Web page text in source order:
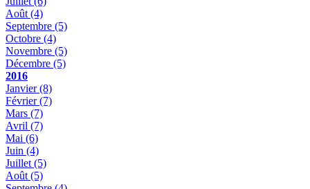
Août (4)
Septembre (5)
Octobre (4)
Novembre (5)
Décembre (5)
2016
Janvier(8)
Février(7)
Mars (7)
Avril (7)
Mai (6)
Juin (4)
Juillet (5)
Août (5)